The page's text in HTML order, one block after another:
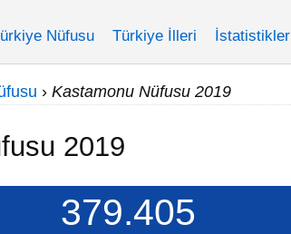
Nüfusu Türkiye İlleri İstatistikler
› Kastamonu Nüfusu 2019
2019
379.405